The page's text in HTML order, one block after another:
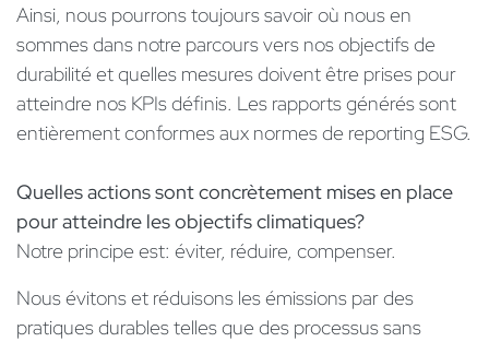
Ainsi, nous pourrons toujours savoir où nous en
sommes dans notre parcours vers nos objectifs de
durabilité et quelles mesures doivent être prises pour
atteindre nos KPIs définis. Les rapports générés sont
entièrement conformes aux normes de reporting ESG.
Quelles actions sont concrètement mises en place
pour atteindre les objectifs climatiques?
Notre principe est: éviter, réduire, compenser.
Nous évitons et réduisons les émissions par des
pratiques durables telles que des processus sans